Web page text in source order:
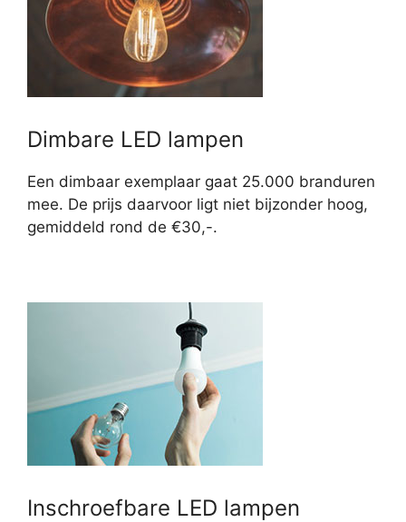
Dimbare LED lampen
Een dimbaar exemplaar gaat 25.000 branduren
mee. De prijs daarvoor ligt niet bijzonder hoog,
gemiddeld rond de €30,-.
Inschroefbare LED lampen